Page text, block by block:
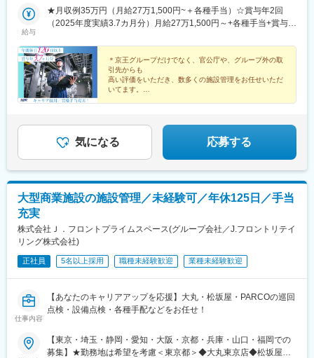
布市、町田市、日野市、国分寺市、狛江市、多摩市、稲城市、西
東京市【転居を伴う転勤なし】※担当する施設が変更になっても、
給与
★月収例35万円（月給27万1,500円~＋各種手当）☆賞与年2回
（2025年度実績3.7カ月分）月給27万1,500円～+各種手当+賞与年
＊京王グループだけでなく、官公庁や、グループ外の取
引先からも
高い評価をいただき、数多くの施設管理をお任せいただ
いてます。
気になる 応募する
大型商業施設の施設管理／未経験可／年休125日／手当
充実
株式会社Ｊ．フロントプライムスペース(グループ会社／J.フロントリテイ
リング株式会社)
正社員 5名以上採用 職種未経験歓迎 業種未経験歓迎
仕事内容
【あなたのキャリアアップを応援】大丸・松坂屋・PARCOの巡回
点検・設備点検・各種手配などをお任せ！
【東京・埼玉・静岡・愛知・大阪・京都・兵庫・山口・福岡での
募集】★勤務地は希望を考慮＜東京都＞◆大丸東京店◆松坂屋上